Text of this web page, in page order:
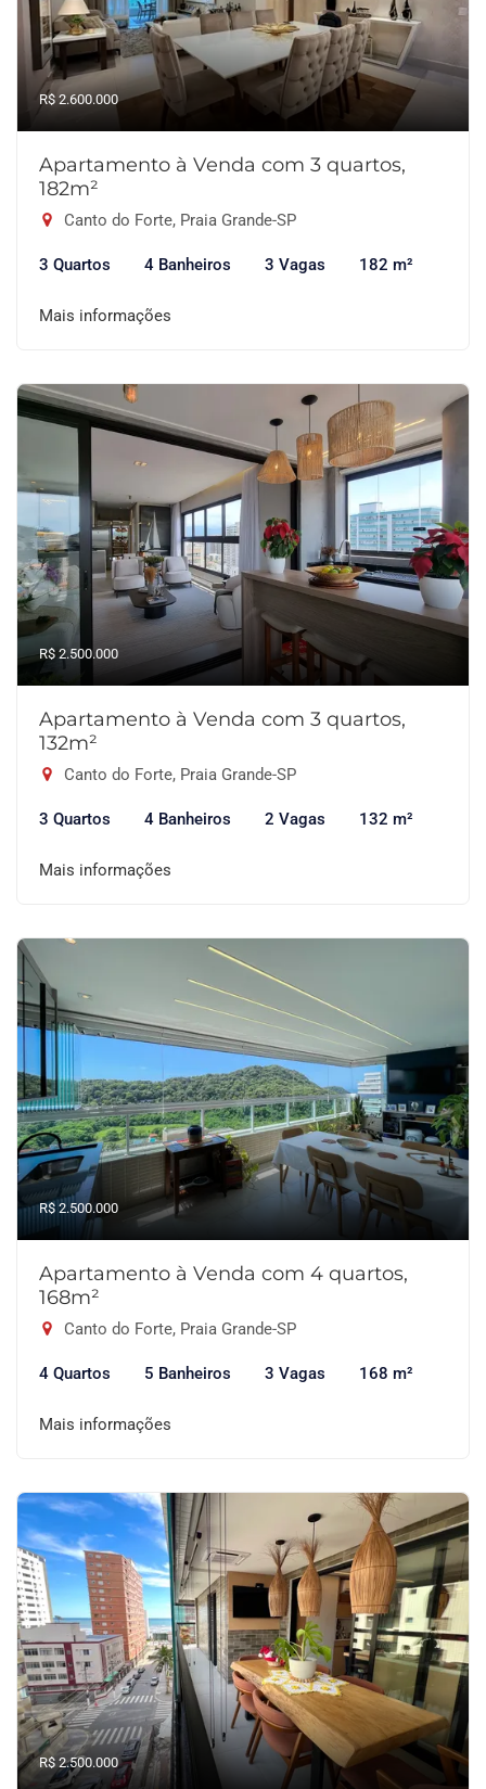
R$ 2.600.000
Apartamento à Venda com 3 quartos,
182m²
Canto do Forte, Praia Grande-SP
3 Quartos 4 Banheiros 3 Vagas 182 m²
Mais informações
R$ 2.500.000
Apartamento à Venda com 3 quartos,
132m²
Canto do Forte, Praia Grande-SP
3 Quartos 4 Banheiros 2 Vagas 132 m²
Mais informações
R$ 2.500.000
Apartamento à Venda com 4 quartos,
168m²
Canto do Forte, Praia Grande-SP
4 Quartos 5 Banheiros 3 Vagas 168 m²
Mais informações
R$ 2.500.000